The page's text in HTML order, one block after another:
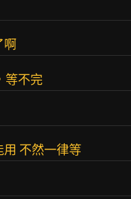
啊
等不完
不然一律等